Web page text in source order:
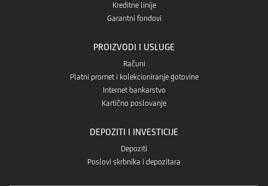
Kreditne linije
Garantni fondovi
PROIZVODI I USLUGE
Računi
Platni promet i kolekcioniranje gotovine
Internet bankarstvo
Kartično poslovanje
DEPOZITI I INVESTICIJE
Depoziti
Poslovi skrbnika i depozitara